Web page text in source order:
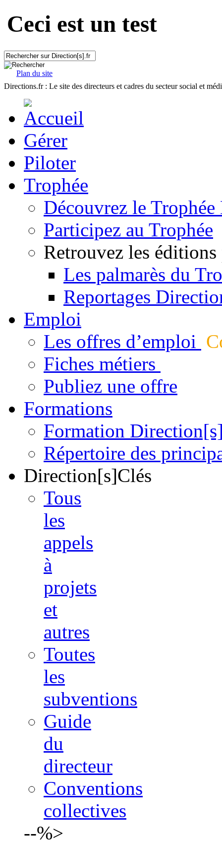
Ceci est un test
Plan du site
Directions.fr : Le site des directeurs et cadres du secteur social et
Gérer
Piloter
Trophée
Découvrez le
Participez au Trophée
Retrouvez les éditions
Les palmarès du
Reportages
Emploi
Les offres d’emploi
Fiches métiers
Publiez une offre
Formations
Formation
Répertoire des
Direction[s]Clés
Tous
les
appels
à
projets
et
autres
Toutes
les
subventions
Guide
du
directeur
Conventions
collectives
--%>